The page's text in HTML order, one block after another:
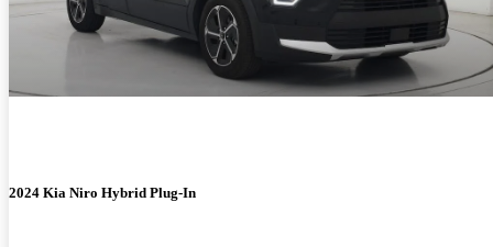
2024 Kia Niro Hybrid Plug-In